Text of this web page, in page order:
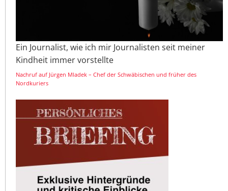
Ein Journalist, wie ich mir Journalisten seit meiner
Kindheit immer vorstellte
Nachruf auf Jürgen Mladek – Chef der Schwäbischen und früher des
Nordkuriers